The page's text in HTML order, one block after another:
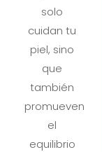
solo
cuidan tu
piel, sino
que
también
promueven
el
equilibrio